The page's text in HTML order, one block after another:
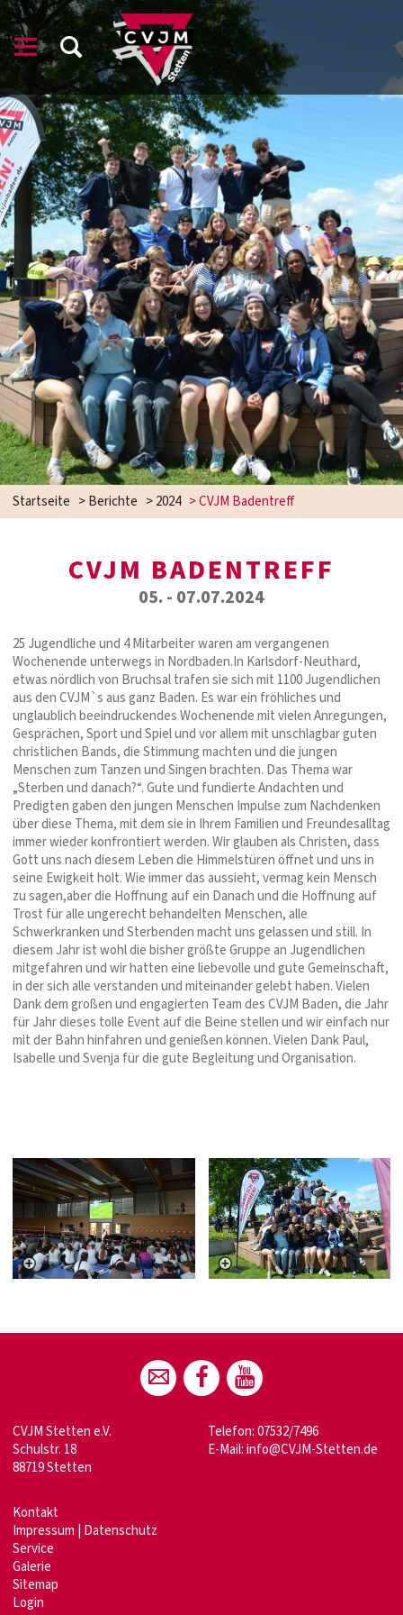
Startseite >Berichte >2024 >CVJM Badentreff
CVJM BADENTREFF
05. - 07.07.2024
25 Jugendliche und 4 Mitarbeiter waren am vergangenen
Wochenende unterwegs in Nordbaden.In Karlsdorf-Neuthard,
etwas nördlich von Bruchsal trafen sie sich mit 1100 Jugendlichen
aus den CVJM`s aus ganz Baden. Es war ein fröhliches und
unglaublich beeindruckendes Wochenende mit vielen Anregungen,
Gesprächen, Sport und Spiel und vor allem mit unschlagbar guten
christlichen Bands, die Stimmung machten und die jungen
Menschen zum Tanzen und Singen brachten. Das Thema war
„Sterben und danach?“. Gute und fundierte Andachten und
Predigten gaben den jungen Menschen Impulse zum Nachdenken
über diese Thema, mit dem sie in Ihrem Familien und Freundesalltag
immer wieder konfrontiert werden. Wir glauben als Christen, dass
Gott uns nach diesem Leben die Himmelstüren öffnet und uns in
seine Ewigkeit holt. Wie immer das aussieht, vermag kein Mensch
zu sagen,aber die Hoffnung auf ein Danach und die Hoffnung auf
Trost für alle ungerecht behandelten Menschen, alle
Schwerkranken und Sterbenden macht uns gelassen und still. In
diesem Jahr ist wohl die bisher größte Gruppe an Jugendlichen
mitgefahren und wir hatten eine liebevolle und gute Gemeinschaft,
in der sich alle verstanden und miteinander gelebt haben. Vielen
Dank dem großen und engagierten Team des CVJM Baden, die Jahr
für Jahr dieses tolle Event auf die Beine stellen und wir einfach nur
mit der Bahn hinfahren und genießen können. Vielen Dank Paul,
Isabelle und Svenja für die gute Begleitung und Organisation.
CVJM Stetten e.V.
Schulstr. 18
88719 Stetten
Telefon: 07532/7496
E-Mail:info@CVJM-Stetten.de
Kontakt
Impressum | Datenschutz
Service
Galerie
Sitemap
Login